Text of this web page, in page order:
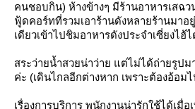
คนชอบกิน) ห้างข้างๆ มีร้านอาหารเสฉ
ฟู้ดคอร์ทที่รวมเอาร้านดังหลายร้านมาอ
เดียวเข้าไปชิมอาหารดังประจำเซี่ยงไฮ้
สระว่ายน้ำสวยน่าว่าย แต่ไม่ได้ถ่ายรูปม
ค่ะ (เดินไกลอีกต่างหาก เพราะต้องอ้อม
เรื่องการบริการ พนักงานน่ารักใช้ได้เมื่